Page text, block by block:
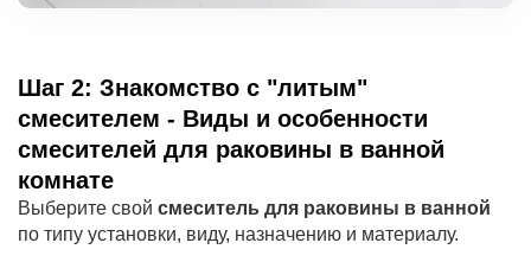
Шаг 2: Знакомство с "литым"
смесителем - Виды и особенности
смесителей для раковины в ванной
комнате
Выберите свой смеситель для раковины в ванной
по типу установки, виду, назначению и материалу.